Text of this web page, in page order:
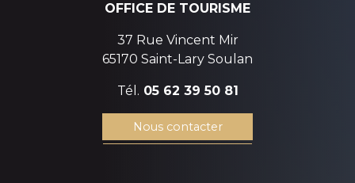
OFFICE DE TOURISME
37 Rue Vincent Mir
65170 Saint-Lary Soulan
Tél. 05 62 39 50 81
Nous contacter